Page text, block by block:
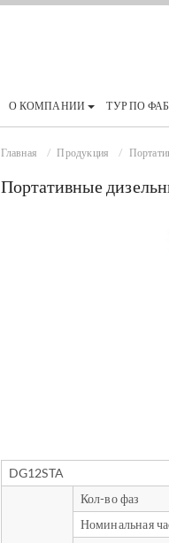
О КОМПАНИИ ТУР ПО
Главная Продукция
Портативные
DG12STA
Кол-во фаз
Номинальная